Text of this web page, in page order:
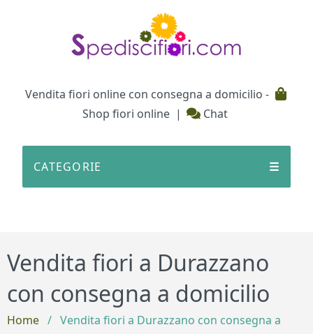
Vendita fiori online con consegna a domicilio -
Shop fiori online | Chat
CATEGORIE ☰
Vendita fiori a Durazzano
con consegna a domicilio
Home / Vendita fiori a Durazzano con consegna a